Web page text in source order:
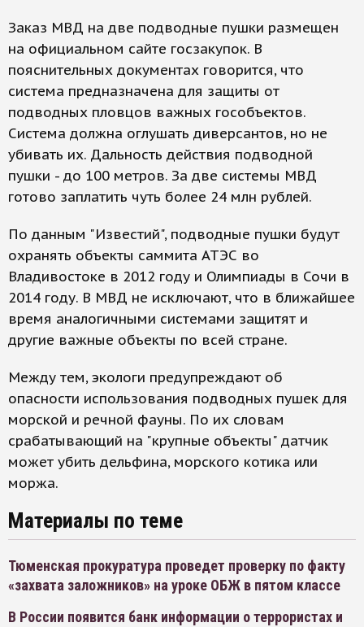
Заказ МВД на две подводные пушки размещен
на официальном сайте госзакупок. В
пояснительных документах говорится, что
система предназначена для защиты от
подводных пловцов важных гособъектов.
Система должна оглушать диверсантов, но не
убивать их. Дальность действия подводной
пушки - до 100 метров. За две системы МВД
готово заплатить чуть более 24 млн рублей.
По данным "Известий", подводные пушки будут
охранять объекты саммита АТЭС во
Владивостоке в 2012 году и Олимпиады в Сочи в
2014 году. В МВД не исключают, что в ближайшее
время аналогичными системами защитят и
другие важные объекты по всей стране.
Между тем, экологи предупреждают об
опасности использования подводных пушек для
морской и речной фауны. По их словам
срабатывающий на "крупные объекты" датчик
может убить дельфина, морского котика или
моржа.
Материалы по теме
Тюменская прокуратура проведет проверку по факту
«захвата заложников» на уроке ОБЖ в пятом классе
В России появится банк информации о террористах и